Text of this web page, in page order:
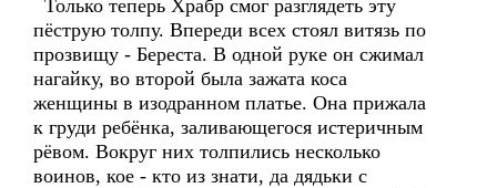
Только теперь Храбр смог разглядеть эту
пёструю толпу. Впереди всех стоял витязь по
прозвищу - Береста. В одной руке он сжимал
нагайку, во второй была зажата коса
женщины в изодранном платье. Она прижала
к груди ребёнка, заливающегося истеричным
рёвом. Вокруг них толпились несколько
воинов, кое - кто из знати, да дядьки с